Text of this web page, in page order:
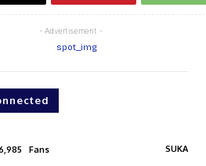
- Advertisement -
Fans SUKA